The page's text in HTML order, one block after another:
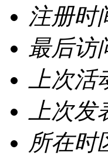
注册时
最后访
上次
上次
所在时